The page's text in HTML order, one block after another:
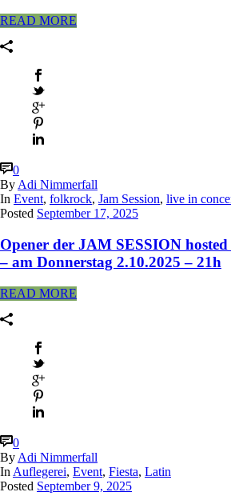
READ MORE
0
By Adi Nimmerfall
In Event, folkrock, Jam Session, live in
Posted September 17, 2025
Opener der JAM SESSION
– am Donnerstag 2.10.2025 – 21h
READ MORE
0
By Adi Nimmerfall
In Auflegerei, Event, Fiesta, Latin
Posted September 9, 2025